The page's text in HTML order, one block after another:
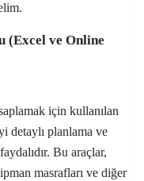
(Excel ve Online
için kullanılan
detaylı planlama ve
Bu araçlar,
masrafları ve diğer